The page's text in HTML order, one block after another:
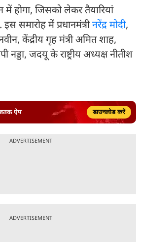
में होगा, जिसको लेकर तैयारियां
समारोह में प्रधानमंत्रीनरेंद्र मोदी,
नवीन, केंद्रीय गृह मंत्री अमित शाह,
नड्डा, जदयू के राष्ट्रीय अध्यक्ष नीतीश
ऐप डाउनलोड करें
ADVERTISEMENT
ADVERTISEMENT